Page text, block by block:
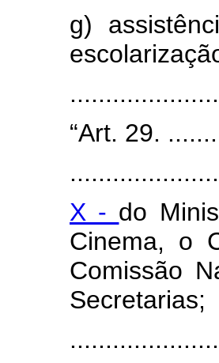
g)
“Art. 29.
X - do
Cinema, o
Comissão
Secretarias;